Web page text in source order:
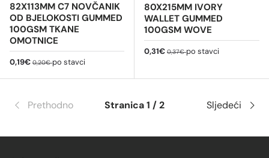
82X113MM C7 NOVČANIK
OD BJELOKOSTI GUMMED
100GSM TKANE
OMOTNICE
Cijena na sniženju
0,19€ Redovna cijena
0,20€po stavci
80X215MM IVORY
WALLET GUMMED
100GSM WOVE
Cijena na sniženju
0,31€ Redovna cijena
0,37€po stavci
Prethodno Stranica 1 / 2 Sljedeći